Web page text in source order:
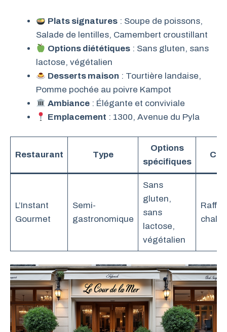
Plats signatures : Soupe de poissons,
Salade de lentilles, Camembert croustillant
Options diététiques : Sans gluten, sans
lactose, végétalien
Desserts maison : Tourtière landaise,
Pomme pochée au poivre Kampot
Ambiance : Élégante et conviviale
Emplacement : 1300, Avenue du Pyla
Restaurant Type
Options
spécifiques
L’Instant
Gourmet
Semi-
gastronomique
Sans
gluten,
sans
lactose,
végétalien